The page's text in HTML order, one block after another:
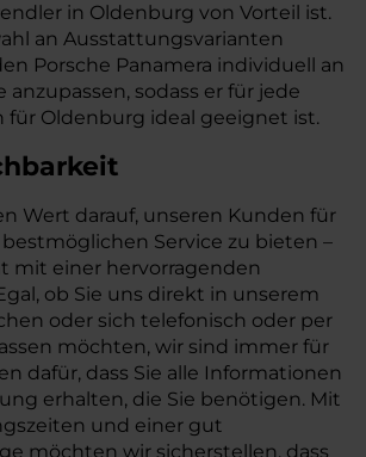
in Oldenburg von Vorteil ist.
an Ausstattungsvarianten
Porsche Panamera individuell an
anzupassen, sodass er für jede
für Oldenburg ideal geeignet ist.
Wert darauf, unseren Kunden für
Service zu bieten –
mit einer hervorragenden
ob Sie uns direkt in unserem
oder sich telefonisch oder per
möchten, wir sind immer für
dafür, dass Sie alle Informationen
erhalten, die Sie benötigen. Mit
und einer gut
möchten wir sicherstellen, dass